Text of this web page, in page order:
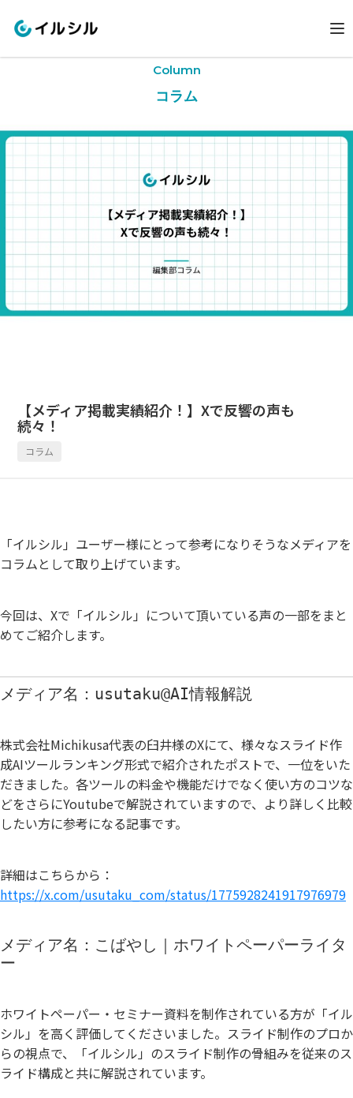
Column
コラム
【メディア掲載実績紹介！】Xで反響の声も
続々！
コラム
「イルシル」ユーザー様にとって参考になりそうなメディアを
コラムとして取り上げています。
今回は、Xで「イルシル」について頂いている声の一部をまと
めてご紹介します。
メディア名：usutaku@AI情報解説
株式会社Michikusa代表の臼井様のXにて、様々なスライド作
成AIツールランキング形式で紹介されたポストで、一位をいた
だきました。各ツールの料金や機能だけでなく使い方のコツな
どをさらにYoutubeで解説されていますので、より詳しく比較
したい方に参考になる記事です。
詳細はこちらから：
https://x.com/usutaku_com/status/1775928241917976979
メディア名：こばやし｜ホワイトペーパーライタ
ー
ホワイトペーパー・セミナー資料を制作されている方が「イル
シル」を高く評価してくださいました。スライド制作のプロか
らの視点で、「イルシル」のスライド制作の骨組みを従来のス
ライド構成と共に解説されています。